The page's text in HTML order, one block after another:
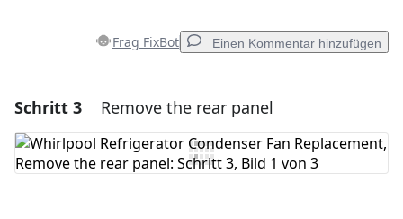
Frag FixBot Einen Kommentar hinzufügen
Einen Kommentar hinzufügen
Kommentar hinzufügen
Schritt 3 Remove the rear panel